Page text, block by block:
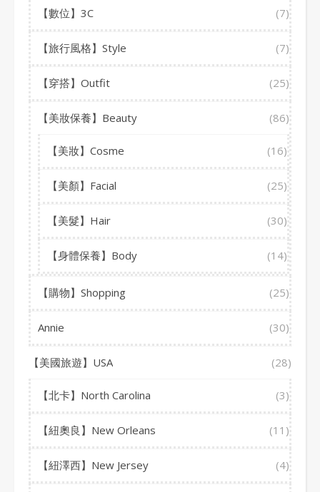
【數位】3C (7)
【旅行風格】Style (7)
【穿搭】Outfit (25)
【美妝保養】Beauty (86)
【美妝】Cosme (16)
【美顏】Facial (25)
【美髮】Hair (30)
【身體保養】Body (14)
【購物】Shopping (25)
Annie (30)
【美國旅遊】USA (28)
【北卡】North Carolina (3)
【紐奧良】New Orleans (11)
【紐澤西】New Jersey (4)